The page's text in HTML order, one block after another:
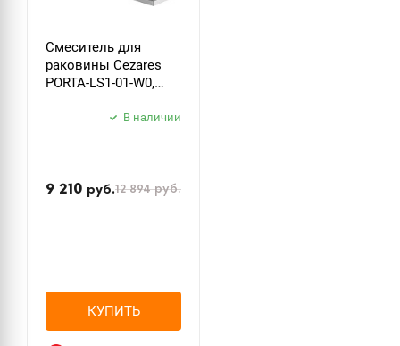
Смеситель для
раковины Cezares
PORTA-LS1-01-W0,
В наличии
9 210 руб.12 894руб.
КУПИТЬ